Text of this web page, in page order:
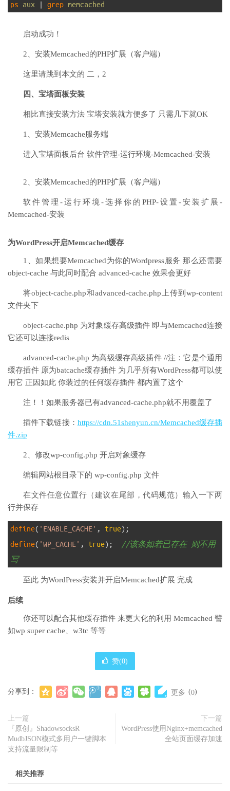
ps aux grep memcached
启动成功！
2、安装Memcached的PHP扩展（客户端）
这里请跳到本文的 二，2
四、宝塔面板安装
相比直接安装方法 宝塔安装就方便多了 只需几下就OK
1、安装Memcache服务端
进入宝塔面板后台 软件管理-运行环境-Memcached-安装
2、安装Memcached的PHP扩展（客户端）
软件管理-运行环境-选择你的PHP-设置-安装扩展-
Memcached-安装
为WordPress开启Memcached缓存
1、如果想要Memcached为你的Wordpress服务 那么还需要
object-cache 与此同时配合 advanced-cache 效果会更好
将object-cache.php和advanced-cache.php上传到wp-content
文件夹下
object-cache.php 为对象缓存高级插件 即与Memcached连接
它还可以连接redis
advanced-cache.php 为高级缓存高级插件 //注：它是个通用
缓存插件 原为batcache缓存插件 为几乎所有WordPress都可以使
用它 正因如此 你装过的任何缓存插件 都内置了这个
注！！如果服务器已有advanced-cache.php就不用覆盖了
插件下载链接： https://cdn.51shenyun.cn/Memcached缓存插
件.zip
2、修改wp-config.php 开启对象缓存
编辑网站根目录下的 wp-config.php 文件
在文件任意位置行（建议在尾部，代码规范）输入一下两
行并保存
define( 'ENABLE_CACHE' , true) ;
define( 'WP_CACHE' , true) ;
//该条如若已存在 则不用
写
至此 为WordPress安装并开启Memcached扩展 完成
后续
你还可以配合其他缓存插件 来更大化的利用 Memcached 譬
如wp super cache、w3tc 等等
赞(0)
分享到： 更多 (0)
上一篇
『原创』ShadowsocksR
MudbJSON模式多用户一键脚本
支持流量限制等
下一篇
WordPress使用Nginx+memcached
全站页面缓存加速
相关推荐